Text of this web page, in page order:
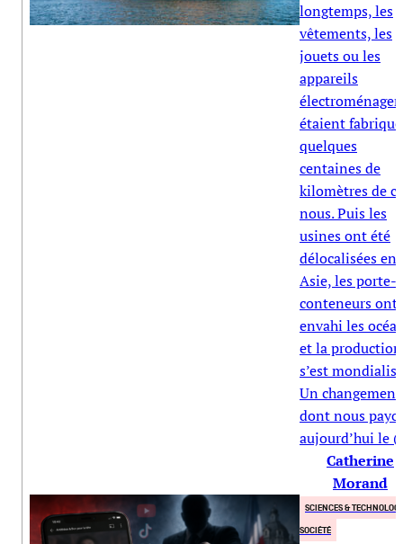
longtemps, les
vêtements, les
jouets ou les
appareils
étaient
quelques
centaines de
kilomètres de
nous. Puis les
usines ont été
délocalisées en
Asie, les porte-
conteneurs ont
envahi les
et la production
s’est
Un changement
dont nous
aujourd’hui le
Catherine
Morand
SCIENCES &
SOCIÉTÉ